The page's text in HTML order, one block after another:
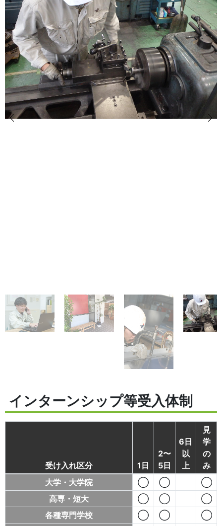
インターンシップ等受入体制
受け入れ区分 1日
2〜
5日
6日
以
上
見
学
の
み
大学・大学院
◯ ◯
◯
高専・短大
◯ ◯
◯
各種専門学校
◯ ◯ ◯